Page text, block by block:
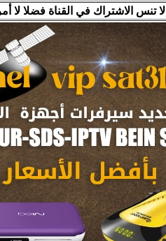
إلا تنس الاشتراك في القناة فضلا لا